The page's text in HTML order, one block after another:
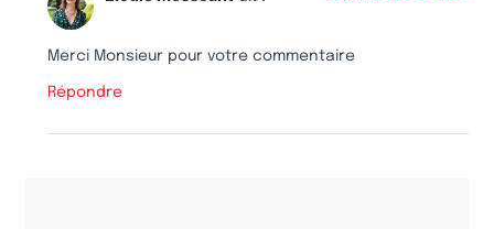
Merci Monsieur pour votre commentaire
Répondre